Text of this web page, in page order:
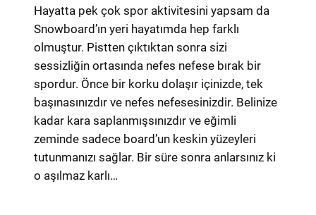
Hayatta pek çok spor aktivitesini yapsam da
Snowboard’ın yeri hayatımda hep farklı
olmuştur. Pistten çıktıktan sonra sizi
sessizliğin ortasında nefes nefese bırak bir
spordur. Önce bir korku dolaşır içinizde, tek
başınasınızdır ve nefes nefesesinizdir. Belinize
kadar kara saplanmışsınızdır ve eğimli
zeminde sadece board’un keskin yüzeyleri
tutunmanızı sağlar. Bir süre sonra anlarsınız ki
o aşılmaz karlı…